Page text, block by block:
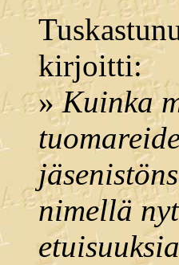
kirjoitti:
»Kuinka
nimellä